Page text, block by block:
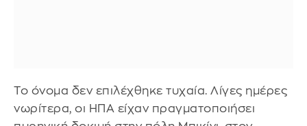
Το όνομα δεν επιλέχθηκε τυχαία. Λίγες ημέρες
νωρίτερα, οι ΗΠΑ είχαν πραγματοποιήσει